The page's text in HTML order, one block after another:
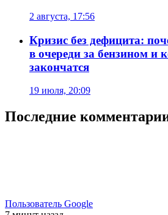
2 августа, 17:56
Кризис без дефицита:
в очереди за бензином и
закончатся
19 июля, 20:09
Последние
Пользователь Google